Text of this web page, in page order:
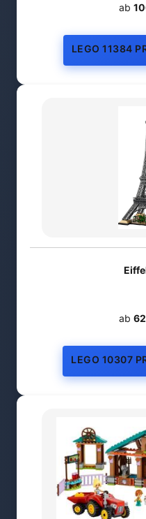
ab
LEGO 11384
ab
LEGO 10307